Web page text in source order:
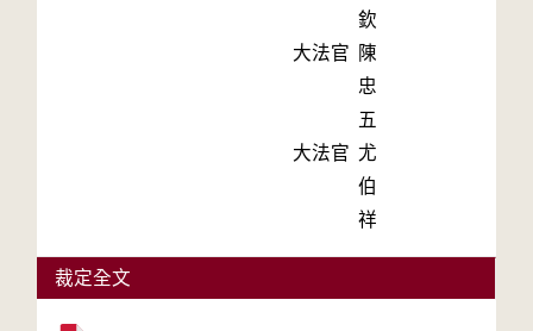
欽
大法官
陳
忠
五
大法官 尤
伯
祥
裁定全文